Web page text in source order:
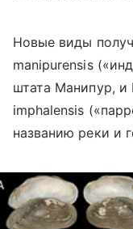
Новые виды
manipurensis
штата Манипур, и
imphalensis
названию реки и